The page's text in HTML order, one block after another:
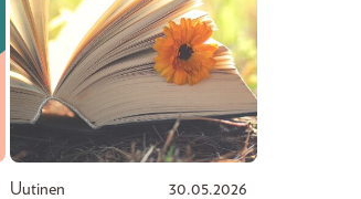
Uutinen 30.05.2026